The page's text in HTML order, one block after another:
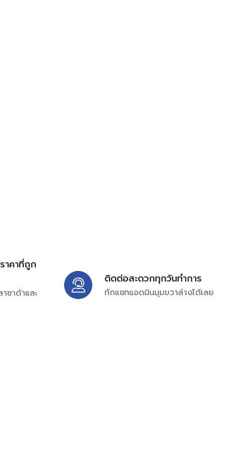
าคาที่ถูก
ซาด้าและ
ติดต่อสะดวกทุกวันทำการ
ทักแชทแอดมินมุมขวาล่างได้เลย